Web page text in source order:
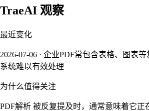
TraeAI 观察
最近变化
2026-07-06 · 企业PDF常包含表格、图表
系统难以有效处理
为什么值得关注
PDF解析 被反复提及时，通常意味着它正